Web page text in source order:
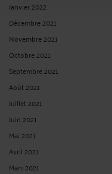
Janvier 2022
Décembre 2021
Novembre 2021
Octobre 2021
Septembre 2021
Août 2021
Juillet 2021
Juin 2021
Mai 2021
Avril 2021
Mars 2021